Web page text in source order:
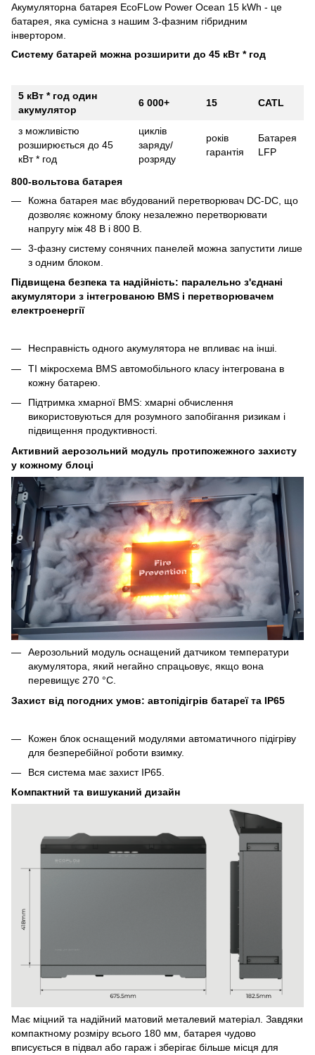
Акумуляторна батарея EcoFLow Power Ocean 15 kWh - це
батарея, яка сумісна з нашим 3-фазним гібридним
інвертором.
Систему батарей можна розширити до 45 кВт * год
5 кВт * год один
акумулятор
6 000+ 15 CATL
з можливістю
розширюється до 45
кВт * год
циклів
заряду/
розряду
років
гарантія
Батарея
LFP
800-вольтова батарея
Кожна батарея має вбудований перетворювач DC-DC, що
дозволяє кожному блоку незалежно перетворювати
напругу між 48 В і 800 В.
3-фазну систему сонячних панелей можна запустити лише
з одним блоком.
Підвищена безпека та надійність: паралельно з'єднані
акумулятори з інтегрованою BMS і перетворювачем
електроенергії
Несправність одного акумулятора не впливає на інші.
TI мікросхема BMS автомобільного класу інтегрована в
кожну батарею.
Підтримка хмарної BMS: хмарні обчислення
використовуються для розумного запобігання ризикам і
підвищення продуктивності.
Активний аерозольний модуль протипожежного захисту
у кожному блоці
Аерозольний модуль оснащений датчиком температури
акумулятора, який негайно спрацьовує, якщо вона
перевищує 270 °C.
Захист від погодних умов: автопідігрів батареї та IP65
Кожен блок оснащений модулями автоматичного підігріву
для безперебійної роботи взимку.
Вся система має захист IP65.
Компактний та вишуканий дизайн
Має міцний та надійний матовий металевий матеріал. Завдяки
компактному розміру всього 180 мм, батарея чудово
вписується в підвал або гараж і зберігає більше місця для